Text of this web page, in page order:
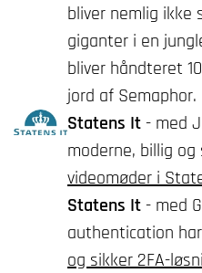
bliver nemlig
giganter i en
bliver håndteret
jord af Semaphor.
Statens It- med
moderne, billig
videomøder i
Statens It- med
authentication
og sikker 2FA-